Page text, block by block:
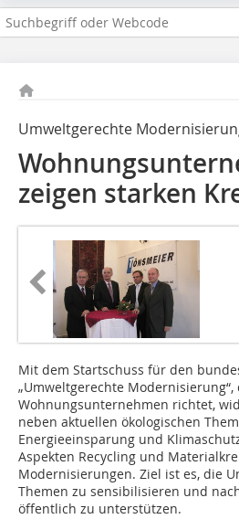
Umweltgerechte
zeigen starken
Mit dem Startschuss für den
„Umweltgerechte Modernisierung“,
Wohnungsunternehmen richtet,
neben aktuellen ökologischen
Energieeinsparung und
Aspekten Recycling und
Modernisierungen. Ziel ist es, die
Themen zu sensibilisieren und
öffentlich zu unterstützen.